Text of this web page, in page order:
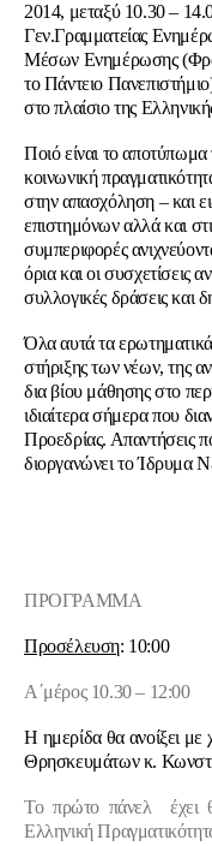
2014, μεταξύ 10.30 –
Γεν.Γραμματείας
Μέσων Ενημέρωσης
το Πάντειο
στο πλαίσιο της
Ποιό είναι το αποτύπωμα
κοινωνική
στην απασχόληση – και
επιστημόνων αλλά και
συμπεριφορές
όρια και οι συσχετίσεις
συλλογικές δράσεις και
Όλα αυτά τα ερωτηματικά
στήριξης των νέων, της
δια βίου μάθησης στο
ιδιαίτερα σήμερα που
Προεδρίας. Απαντήσεις
διοργανώνει το Ίδρυμα
ΠΡΟΓΡΑΜΜΑ
Προσέλευση: 10:00
Α΄μέρος 10.30 – 12:00
Η ημερίδα θα ανοίξει με
Θρησκευμάτων κ.
Το πρώτο πάνελ έχει
Ελληνική